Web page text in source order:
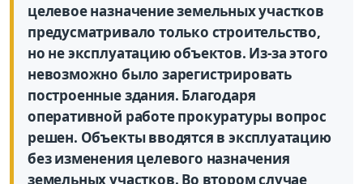
целевое назначение земельных участков
предусматривало только строительство,
но не эксплуатацию объектов. Из-за этого
невозможно было зарегистрировать
построенные здания. Благодаря
оперативной работе прокуратуры вопрос
решен. Объекты вводятся в эксплуатацию
без изменения целевого назначения
земельных участков. Во втором случае